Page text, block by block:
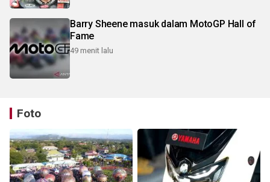
Barry Sheene masuk dalam MotoGP Hall of
Fame
49 menit lalu
Foto